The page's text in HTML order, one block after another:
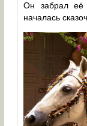
Он забрал
началась